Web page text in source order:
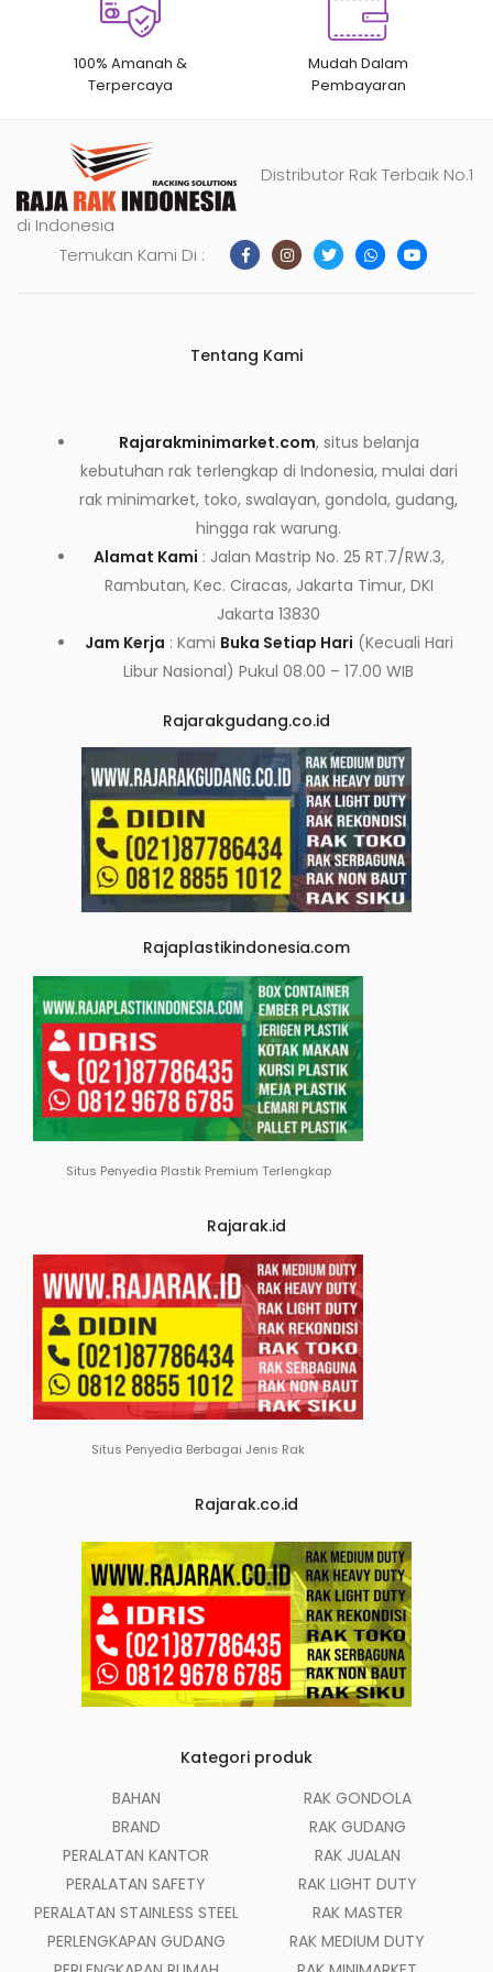
100% Amanah &
Terpercaya
Mudah Dalam
Pembayaran
Distributor Rak Terbaik No.1
di Indonesia
Temukan Kami Di :
Tentang Kami
Rajarakminimarket.com, situs belanja
kebutuhan rak terlengkap di Indonesia, mulai dari
rak minimarket, toko, swalayan, gondola, gudang,
hingga rak warung.
Alamat Kami : Jalan Mastrip No. 25 RT.7/RW.3,
Rambutan, Kec. Ciracas, Jakarta Timur, DKI
Jakarta 13830
Jam Kerja : Kami Buka Setiap Hari (Kecuali Hari
Libur Nasional) Pukul 08.00 – 17.00 WIB
Rajarakgudang.co.id
Rajaplastikindonesia.com
Situs Penyedia Plastik Premium Terlengkap
Rajarak.id
Situs Penyedia Berbagai Jenis Rak
Rajarak.co.id
Kategori produk
BAHAN
BRAND
PERALATAN KANTOR
PERALATAN SAFETY
PERALATAN STAINLESS STEEL
PERLENGKAPAN GUDANG
RAK GONDOLA
RAK GUDANG
RAK JUALAN
RAK LIGHT DUTY
RAK MASTER
RAK MEDIUM DUTY